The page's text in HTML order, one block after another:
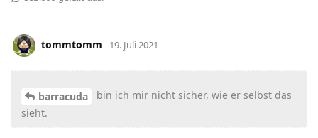
tommtomm 19. Juli 2021
barracuda
bin ich mir nicht sicher, wie er selbst das
sieht.